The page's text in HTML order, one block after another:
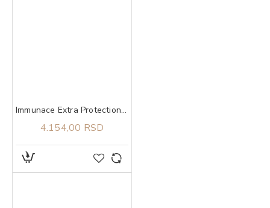
Immunace Extra Protection Vitabiotics 30 tableta
4.154,00 RSD